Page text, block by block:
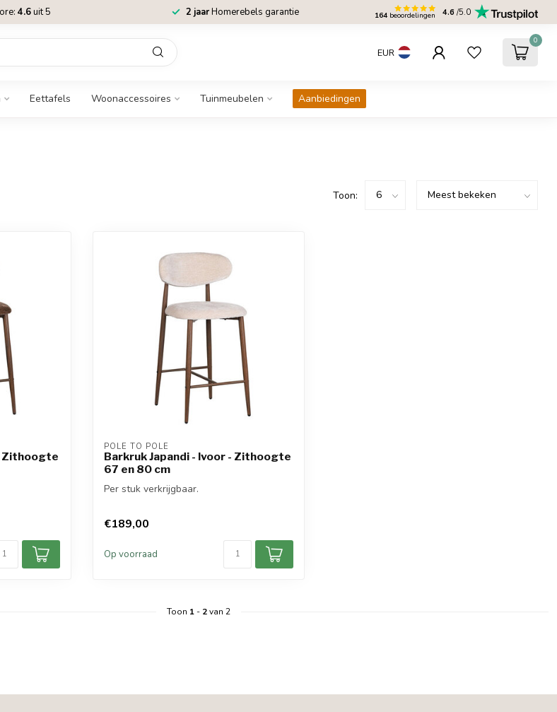
4.6uit 5 2 jaarHomerebels garantie 164 beoordelingen 4.6 /5.0
EUR
0
Eettafels Woonaccessoires Tuinmeubelen Aanbiedingen
Toon:
Zithoogte
POLE TO POLE
Barkruk Japandi - Ivoor - Zithoogte
67 en 80 cm
Per stuk verkrijgbaar.
€189,00
Op voorraad
Toon 1- 2van 2